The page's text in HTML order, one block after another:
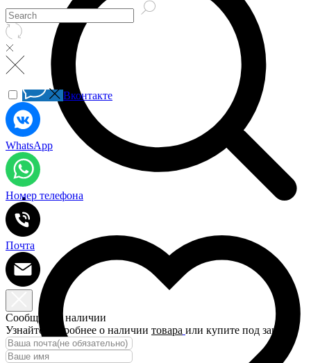
Вконтакте
WhatsApp
Номер телефона
Почта
Сообщить о наличии
Узнайте подробнее о наличии товара или купите под заказ!